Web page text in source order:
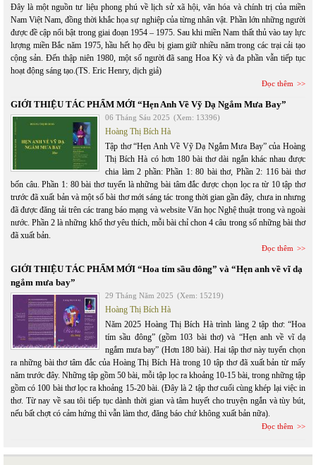
Đây là một nguồn tư liệu phong phú về lịch sử xã hội, văn hóa và chính trị của miền
Nam Việt Nam, đồng thời khắc họa sự nghiệp của từng nhân vật. Phần lớn những người
được đề cập nổi bật trong giai đoạn 1954 – 1975. Sau khi miền Nam thất thủ vào tay lực
lượng miền Bắc năm 1975, hầu hết họ đều bị giam giữ nhiều năm trong các trại cải tạo
cộng sản. Đến thập niên 1980, một số người đã sang Hoa Kỳ và đa phần vẫn tiếp tục
hoạt động sáng tạo.(TS. Eric Henry, dịch giả)
Đọc thêm
GIỚI THIỆU TÁC PHẨM MỚI “Hẹn Anh Về Vỹ Dạ Ngắm Mưa Bay”
06 Tháng Sáu 2025 (Xem: 13396)
Hoàng Thị Bích Hà
Tập thơ “Hẹn Anh Về Vỹ Dạ Ngắm Mưa Bay” của Hoàng
Thị Bích Hà có hơn 180 bài thơ dài ngắn khác nhau được
chia làm 2 phần: Phần 1: 80 bài thơ, Phần 2: 116 bài thơ
bốn câu. Phần 1: 80 bài thơ tuyển là những bài tâm đắc được chọn lọc ra từ 10 tập thơ
trước đã xuất bản và một số bài thơ mới sáng tác trong thời gian gần đây, chưa in nhưng
đã được đăng tải trên các trang báo mạng và website Văn học Nghệ thuật trong và ngoài
nước. Phần 2 là những khổ thơ yêu thích, mỗi bài chỉ chon 4 câu trong số những bài thơ
đã xuất bản.
Đọc thêm
GIỚI THIỆU TÁC PHẨM MỚI “Hoa tím sầu đông” và “Hẹn anh về vĩ dạ
ngắm mưa bay”
29 Tháng Năm 2025 (Xem: 15219)
Hoàng Thị Bích Hà
Năm 2025 Hoàng Thị Bích Hà trình làng 2 tập thơ: “Hoa
tím sầu đông” (gồm 103 bài thơ) và “Hẹn anh về vĩ dạ
ngắm mưa bay” (Hơn 180 bài). Hai tập thơ này tuyển chọn
ra những bài thơ tâm đắc của Hoàng Thị Bích Hà trong 10 tập thơ đã xuất bản từ mấy
năm trước đây. Những tập gồm 50 bài, mỗi tập lọc ra khoảng 10-15 bài, trong những tập
gồm có 100 bài thơ lọc ra khoảng 15-20 bài. (Đây là 2 tập thơ cuối cùng khép lại việc in
thơ. Từ nay về sau tôi tiếp tục dành thời gian và tâm huyết cho truyện ngắn và tùy bút,
nếu bất chợt có cảm hứng thì vẫn làm thơ, đăng báo chứ không xuất bản nữa).
Đọc thêm